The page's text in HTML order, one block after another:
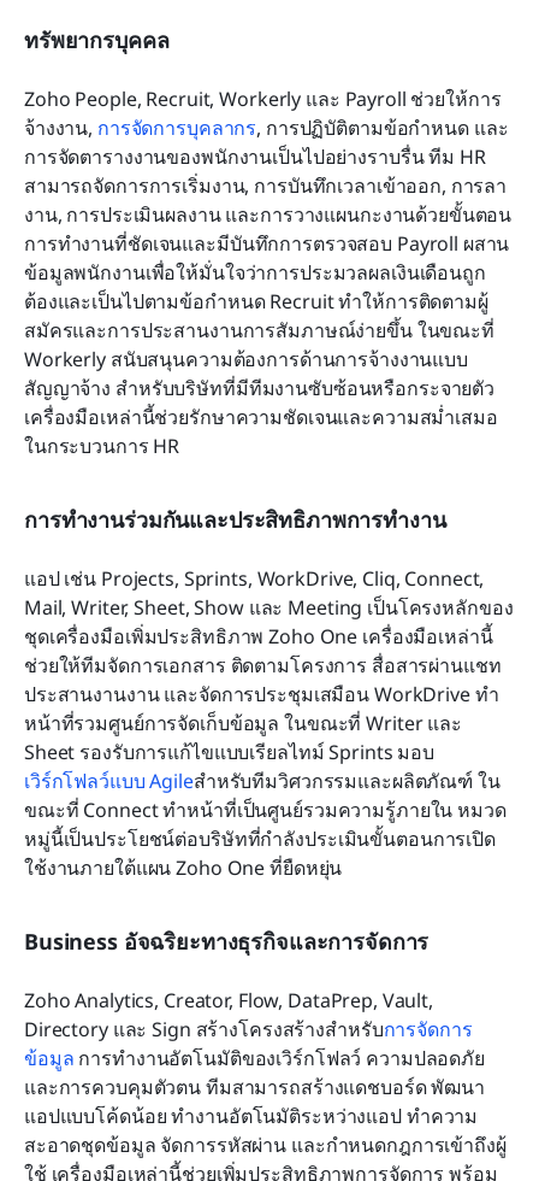
ทรัพยากรบุคคล
Zoho People, Recruit, Workerly และ Payroll ช่วยให้การ
จ้างงาน, การจัดการบุคลากร, การปฏิบัติตามข้อกำหนด และ
การจัดตารางงานของพนักงานเป็นไปอย่างราบรื่น ทีม HR
สามารถจัดการการเริ่มงาน, การบันทึกเวลาเข้าออก, การลา
งาน, การประเมินผลงาน และการวางแผนกะงานด้วยขั้นตอน
การทำงานที่ชัดเจนและมีบันทึกการตรวจสอบ Payroll ผสาน
ข้อมูลพนักงานเพื่อให้มั่นใจว่าการประมวลผลเงินเดือนถูก
ต้องและเป็นไปตามข้อกำหนด Recruit ทำให้การติดตามผู้
สมัครและการประสานงานการสัมภาษณ์ง่ายขึ้น ในขณะที่
Workerly สนับสนุนความต้องการด้านการจ้างงานแบบ
สัญญาจ้าง สำหรับบริษัทที่มีทีมงานซับซ้อนหรือกระจายตัว
เครื่องมือเหล่านี้ช่วยรักษาความชัดเจนและความสม่ำเสมอ
ในกระบวนการ HR
การทำงานร่วมกันและประสิทธิภาพการทำงาน
แอป เช่น Projects, Sprints, WorkDrive, Cliq, Connect,
Mail, Writer, Sheet, Show และ Meeting เป็นโครงหลักของ
ชุดเครื่องมือเพิ่มประสิทธิภาพ Zoho One เครื่องมือเหล่านี้
ช่วยให้ทีมจัดการเอกสาร ติดตามโครงการ สื่อสารผ่านแชท
ประสานงานงาน และจัดการประชุมเสมือน WorkDrive ทำ
หน้าที่รวมศูนย์การจัดเก็บข้อมูล ในขณะที่ Writer และ
Sheet รองรับการแก้ไขแบบเรียลไทม์ Sprints มอบ
เวิร์กโฟลว์แบบ Agileสำหรับทีมวิศวกรรมและผลิตภัณฑ์ ใน
ขณะที่ Connect ทำหน้าที่เป็นศูนย์รวมความรู้ภายใน หมวด
หมู่นี้เป็นประโยชน์ต่อบริษัทที่กำลังประเมินขั้นตอนการเปิด
ใช้งานภายใต้แผน Zoho One ที่ยืดหยุ่น
Business อัจฉริยะทางธุรกิจและการจัดการ
Zoho Analytics, Creator, Flow, DataPrep, Vault,
Directory และ Sign สร้างโครงสร้างสำหรับการจัดการ
ข้อมูล การทำงานอัตโนมัติของเวิร์กโฟลว์ ความปลอดภัย
และการควบคุมตัวตน ทีมสามารถสร้างแดชบอร์ด พัฒนา
แอปแบบโค้ดน้อย ทำงานอัตโนมัติระหว่างแอป ทำความ
สะอาดชุดข้อมูล จัดการรหัสผ่าน และกำหนดกฎการเข้าถึงผู้
ใช้ เครื่องมือเหล่านี้ช่วยเพิ่มประสิทธิภาพการจัดการ พร้อม